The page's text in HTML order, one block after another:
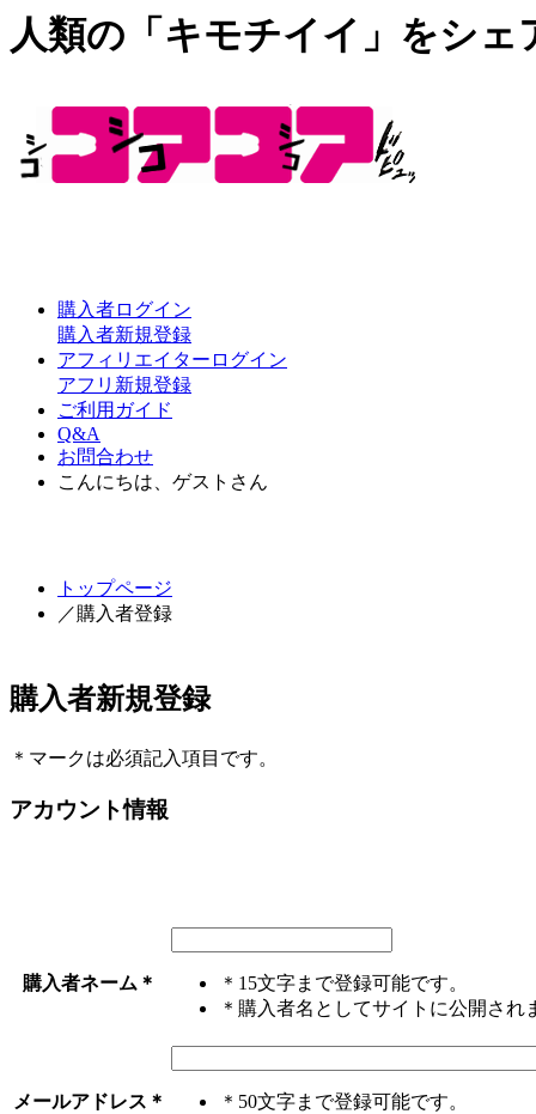
人類の「キモチイイ」をシェ
購入者ログイン
購入者新規登録
アフィリエイターログイン
アフリ新規登録
ご利用ガイド
Q&A
お問合わせ
こんにちは、ゲストさん
トップページ
／購入者登録
購入者新規登録
＊ マークは必須記入項目です。
アカウント情報
購入者ネーム ＊
＊15文字まで登録可能です。
＊購入者名としてサイトに公開され
メールアドレス ＊
＊50文字まで登録可能です。